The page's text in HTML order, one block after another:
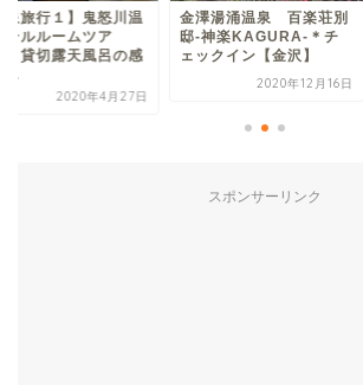
泉旅行１】鬼怒川温
テルルームツア
！貸切露天風呂の感
...
2020年4月27日
金澤湯涌温泉 百楽荘別
邸-神楽KAGURA-＊チ
ェックイン【金沢】
2020年12月16日
スポンサーリンク